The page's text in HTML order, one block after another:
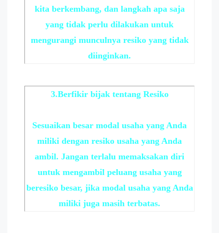
kita berkembang, dan langkah apa saja
yang tidak perlu dilakukan untuk
mengurangi munculnya resiko yang tidak
diinginkan.
3.Berfikir bijak tentang Resiko
Sesuaikan besar modal usaha yang Anda
miliki dengan resiko usaha yang Anda
ambil. Jangan terlalu memaksakan diri
untuk mengambil peluang usaha yang
beresiko besar, jika modal usaha yang Anda
miliki juga masih terbatas.